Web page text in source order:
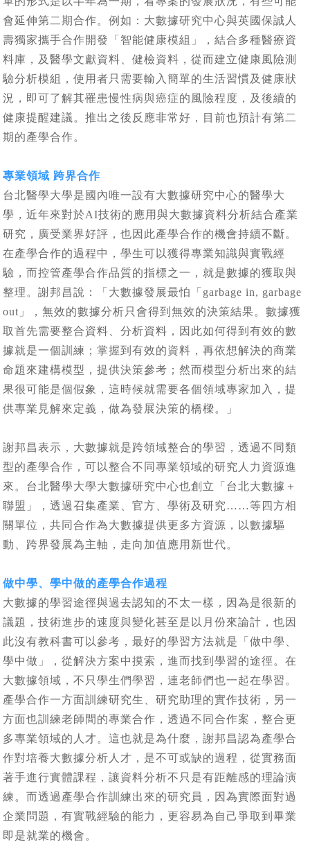
會延伸第二期合作。例如：大數據研究中心與英國保誠人
壽獨家攜手合作開發「智能健康模組」，結合多種醫療資
料庫，及醫學文獻資料、健檢資料，從而建立健康風險測
驗分析模組，使用者只需要輸入簡單的生活習慣及健康狀
況，即可了解其罹患慢性病與癌症的風險程度，及後續的
健康提醒建議。推出之後反應非常好，目前也預計有第二
期的產學合作。
專業領域 跨界合作
台北醫學大學是國內唯一設有大數據研究中心的醫學大
學，近年來對於AI技術的應用與大數據資料分析結合產業
研究，廣受業界好評，也因此產學合作的機會持續不斷。
在產學合作的過程中，學生可以獲得專業知識與實戰經
驗，而控管產學合作品質的指標之一，就是數據的獲取與
整理。謝邦昌說：「大數據發展最怕「garbage in, garbage
out」，無效的數據分析只會得到無效的決策結果。數據獲
取首先需要整合資料、分析資料，因此如何得到有效的數
據就是一個訓練；掌握到有效的資料，再依想解決的商業
命題來建構模型，提供決策參考；然而模型分析出來的結
果很可能是個假象，這時候就需要各個領域專家加入，提
供專業見解來定義，做為發展決策的橋樑。」
謝邦昌表示，大數據就是跨領域整合的學習，透過不同類
型的產學合作，可以整合不同專業領域的研究人力資源進
來。台北醫學大學大數據研究中心也創立「台北大數據＋
聯盟」，透過召集產業、官方、學術及研究……等四方相
關單位，共同合作為大數據提供更多方資源，以數據驅
動、跨界發展為主軸，走向加值應用新世代。
做中學、學中做的產學合作過程
大數據的學習途徑與過去認知的不太一樣，因為是很新的
議題，技術進步的速度與變化甚至是以月份來論計，也因
此沒有教科書可以參考，最好的學習方法就是「做中學、
學中做」，從解決方案中摸索，進而找到學習的途徑。在
大數據領域，不只學生們學習，連老師們也一起在學習。
產學合作一方面訓練研究生、研究助理的實作技術，另一
方面也訓練老師間的專業合作，透過不同合作案，整合更
多專業領域的人才。這也就是為什麼，謝邦昌認為產學合
作對培養大數據分析人才，是不可或缺的過程，從實務面
著手進行實體課程，讓資料分析不只是有距離感的理論演
練。而透過產學合作訓練出來的研究員，因為實際面對過
企業問題，有實戰經驗的能力，更容易為自己爭取到畢業
即是就業的機會。